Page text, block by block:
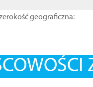
geograficzna: